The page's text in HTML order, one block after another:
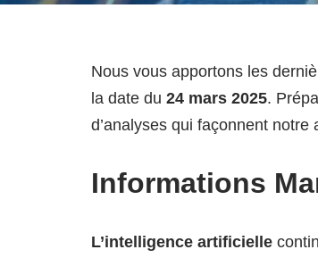
Nous vous apportons les
la date du 24 mars 2025.
d’analyses qui façonnent notre
Informations
L’intelligence artificielle